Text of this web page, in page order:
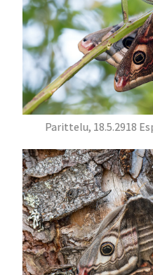
Parittelu, 18.5.2918